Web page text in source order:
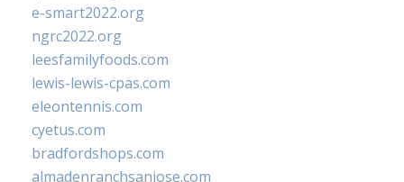
e-smart2022.org
ngrc2022.org
leesfamilyfoods.com
lewis-lewis-cpas.com
eleontennis.com
cyetus.com
bradfordshops.com
almadenranchsanjose.com